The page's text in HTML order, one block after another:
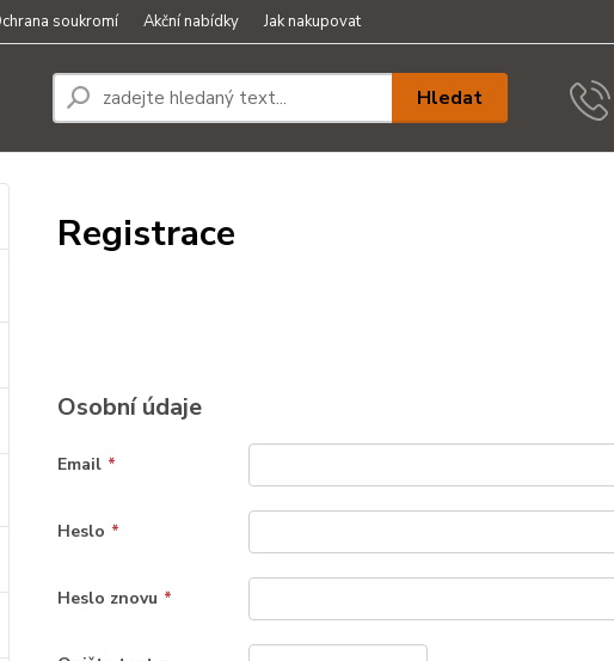
soukromí Akční nabídky Jak nakupovat
Hledat
Registrace
Osobní údaje
Email *
Heslo *
Heslo znovu *